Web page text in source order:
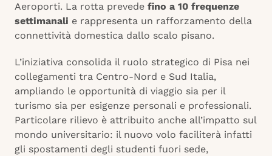
Aeroporti. La rotta prevede fino a 10 frequenze
settimanali e rappresenta un rafforzamento della
connettività domestica dallo scalo pisano.
L’iniziativa consolida il ruolo strategico di Pisa nei
collegamenti tra Centro-Nord e Sud Italia,
ampliando le opportunità di viaggio sia per il
turismo sia per esigenze personali e professionali.
Particolare rilievo è attribuito anche all’impatto sul
mondo universitario: il nuovo volo faciliterà infatti
gli spostamenti degli studenti fuori sede,